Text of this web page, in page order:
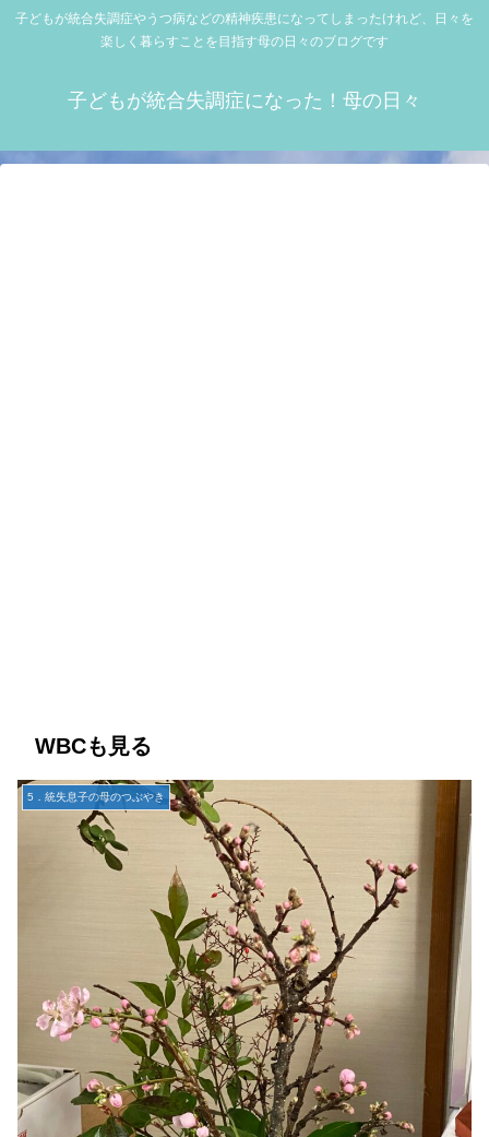
子どもが統合失調症やうつ病などの精神疾患になってしまったけれど、日々を
楽しく暮らすことを目指す母の日々のブログです
子どもが統合失調症になった！母の日々
WBCも見る
5．統失息子の母のつぶやき